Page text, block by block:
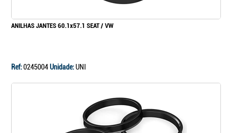
ANILHAS JANTES 60.1x57.1 SEAT / VW
Ref:0245004Unidade:UNI